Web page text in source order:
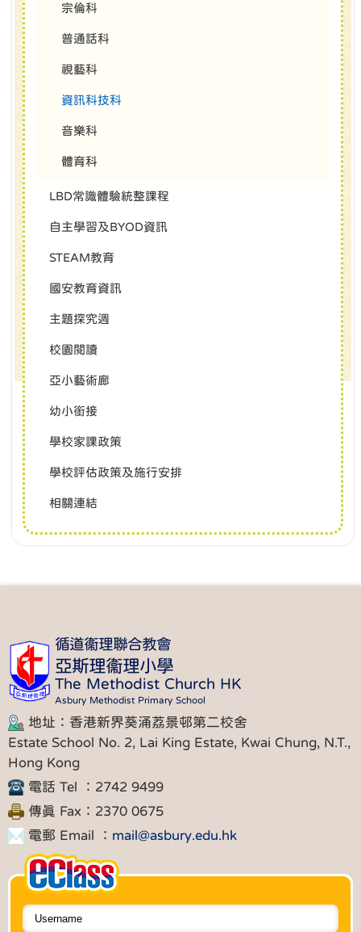
宗倫科
普通話科
視藝科
資訊科技科
音樂科
體育科
LBD常識體驗統整課程
自主學習及BYOD資訊
STEAM教育
國安教育資訊
主題探究週
校園閱讀
亞小藝術廊
幼小銜接
學校家課政策
學校評估政策及施行安排
相關連結
循道衞理聯合教會
亞斯理衞理小學
The Methodist Church HK
Asbury Methodist Primary School
地址：香港新界葵涌荔景邨第二校舍
Estate School No. 2, Lai King Estate, Kwai Chung, N.T.,
Hong Kong
電話 Tel ：2742 9499
傳真 Fax：2370 0675
電郵 Email ： mail@asbury.edu.hk